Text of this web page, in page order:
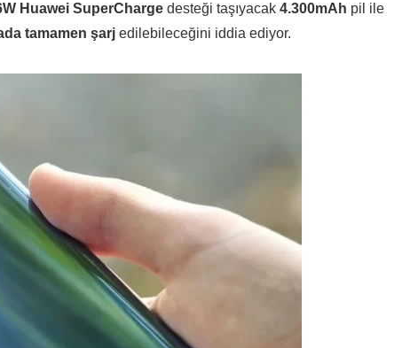
Huawei SuperCharge desteği taşıyacak 4.300mAh pil ile
tamamen şarj edilebileceğini iddia ediyor.